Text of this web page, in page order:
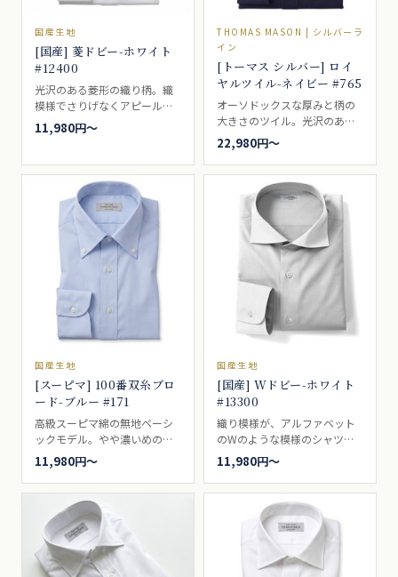
国産生地
[国産] 菱ドビー-ホワイト
#12400
光沢のある菱形の織り柄。織
模様でさりげなくアピール肌
触りがよくにおすすめ。ビジ
ネスシャツ向き。
11,980円〜
THOMAS MASON | シルバーラ
イン
[トーマス シルバー] ロイ
ヤルツイル-ネイビー #765
オーソドックスな厚みと柄の
大きさのツイル。光沢のある
ネイビー。ドレスシャツ向
き。
22,980円〜
国産生地
[スーピマ] 100番双糸ブロ
ード-ブルー #171
高級スーピマ綿の無地ベーシ
ックモデル。やや濃いめのブ
ルー。ブロードとも、ポプリ
ンとも呼ばれるいわゆる、普
通の白無地。一枚は持ってい
たい、シャツの基本です。ド
レスシャツ向き。
11,980円〜
国産生地
[国産] Wドビー-ホワイト
#13300
織り模様が、アルファベット
のWのような模様のシャツ生
地。ホワイト。ビジネスシャ
ツ向き。
11,980円〜